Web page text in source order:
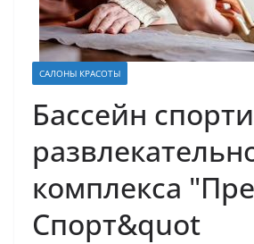
САЛОНЫ КРАСОТЫ
Бассейн
комплекса
Спорт&quot